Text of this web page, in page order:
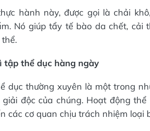
hành này, được gọi là chải
Nó giúp tẩy tế bào da chết,
tập thể dục hàng ngày
dục thường xuyên là một trong
độc của chúng. Hoạt động
các cơ quan chịu trách nhiệm loại